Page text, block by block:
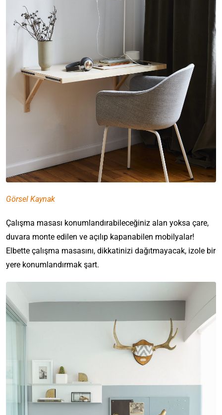
Görsel Kaynak
Çalışma masası konumlandırabileceğiniz alan yoksa çare,
duvara monte edilen ve açılıp kapanabilen mobilyalar!
Elbette çalışma masasını, dikkatinizi dağıtmayacak, izole bir
yere konumlandırmak şart.